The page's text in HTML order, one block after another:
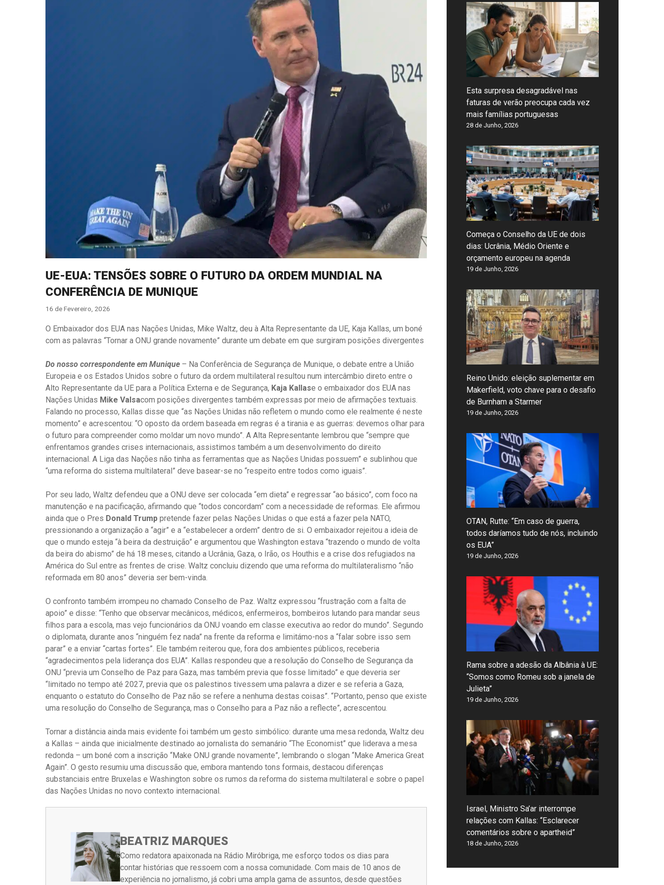
UE-EUA: TENSÕES SOBRE O FUTURO DA ORDEM MUNDIAL NA
CONFERÊNCIA DE MUNIQUE
16 de Fevereiro, 2026
O Embaixador dos EUA nas Nações Unidas, Mike Waltz, deu à Alta Representante da UE, Kaja Kallas, um boné
com as palavras “Tornar a ONU grande novamente” durante um debate em que surgiram posições divergentes
Do nosso correspondente em Munique – Na Conferência de Segurança de Munique, o debate entre a União
Europeia e os Estados Unidos sobre o futuro da ordem multilateral resultou num intercâmbio direto entre o
Alto Representante da UE para a Política Externa e de Segurança, Kaja Kallase o embaixador dos EUA nas
Nações Unidas Mike Valsacom posições divergentes também expressas por meio de afirmações textuais.
Falando no processo, Kallas disse que “as Nações Unidas não refletem o mundo como ele realmente é neste
momento” e acrescentou: “O oposto da ordem baseada em regras é a tirania e as guerras: devemos olhar para
o futuro para compreender como moldar um novo mundo”. A Alta Representante lembrou que “sempre que
enfrentamos grandes crises internacionais, assistimos também a um desenvolvimento do direito
internacional. A Liga das Nações não tinha as ferramentas que as Nações Unidas possuem” e sublinhou que
“uma reforma do sistema multilateral” deve basear-se no “respeito entre todos como iguais”.
Por seu lado, Waltz defendeu que a ONU deve ser colocada “em dieta” e regressar “ao básico”, com foco na
manutenção e na pacificação, afirmando que “todos concordam” com a necessidade de reformas. Ele afirmou
ainda que o Pres Donald Trump pretende fazer pelas Nações Unidas o que está a fazer pela NATO,
pressionando a organização a “agir” e a “estabelecer a ordem” dentro de si. O embaixador rejeitou a ideia de
que o mundo esteja “à beira da destruição” e argumentou que Washington estava “trazendo o mundo de volta
da beira do abismo” de há 18 meses, citando a Ucrânia, Gaza, o Irão, os Houthis e a crise dos refugiados na
América do Sul entre as frentes de crise. Waltz concluiu dizendo que uma reforma do multilateralismo “não
reformada em 80 anos” deveria ser bem-vinda.
O confronto também irrompeu no chamado Conselho de Paz. Waltz expressou “frustração com a falta de
apoio” e disse: “Tenho que observar mecânicos, médicos, enfermeiros, bombeiros lutando para mandar seus
filhos para a escola, mas vejo funcionários da ONU voando em classe executiva ao redor do mundo”. Segundo
o diplomata, durante anos “ninguém fez nada” na frente da reforma e limitámo-nos a “falar sobre isso sem
parar” e a enviar “cartas fortes”. Ele também reiterou que, fora dos ambientes públicos, receberia
“agradecimentos pela liderança dos EUA”. Kallas respondeu que a resolução do Conselho de Segurança da
ONU “previa um Conselho de Paz para Gaza, mas também previa que fosse limitado” e que deveria ser
“limitado no tempo até 2027, previa que os palestinos tivessem uma palavra a dizer e se referia a Gaza,
enquanto o estatuto do Conselho de Paz não se refere a nenhuma destas coisas”. “Portanto, penso que existe
uma resolução do Conselho de Segurança, mas o Conselho para a Paz não a reflecte”, acrescentou.
Tornar a distância ainda mais evidente foi também um gesto simbólico: durante uma mesa redonda, Waltz deu
a Kallas – ainda que inicialmente destinado ao jornalista do semanário “The Economist” que liderava a mesa
redonda – um boné com a inscrição “Make ONU grande novamente”, lembrando o slogan “Make America Great
Again”. O gesto resumiu uma discussão que, embora mantendo tons formais, destacou diferenças
substanciais entre Bruxelas e Washington sobre os rumos da reforma do sistema multilateral e sobre o papel
das Nações Unidas no novo contexto internacional.
BEATRIZ MARQUES
Como redatora apaixonada na Rádio Miróbriga, me esforço todos os dias para
contar histórias que ressoem com a nossa comunidade. Com mais de 10 anos de
experiência no jornalismo, já cobri uma ampla gama de assuntos, desde questões
Esta surpresa desagradável nas
faturas de verão preocupa cada vez
mais famílias portuguesas
28 de Junho, 2026
Começa o Conselho da UE de dois
dias: Ucrânia, Médio Oriente e
orçamento europeu na agenda
19 de Junho, 2026
Reino Unido: eleição suplementar em
Makerfield, voto chave para o desafio
de Burnham a Starmer
19 de Junho, 2026
OTAN, Rutte: “Em caso de guerra,
todos daríamos tudo de nós, incluindo
os EUA”
19 de Junho, 2026
Rama sobre a adesão da Albânia à UE:
“Somos como Romeu sob a janela de
Julieta”
19 de Junho, 2026
Israel, Ministro Sa’ar interrompe
relações com Kallas: “Esclarecer
comentários sobre o apartheid”
18 de Junho, 2026